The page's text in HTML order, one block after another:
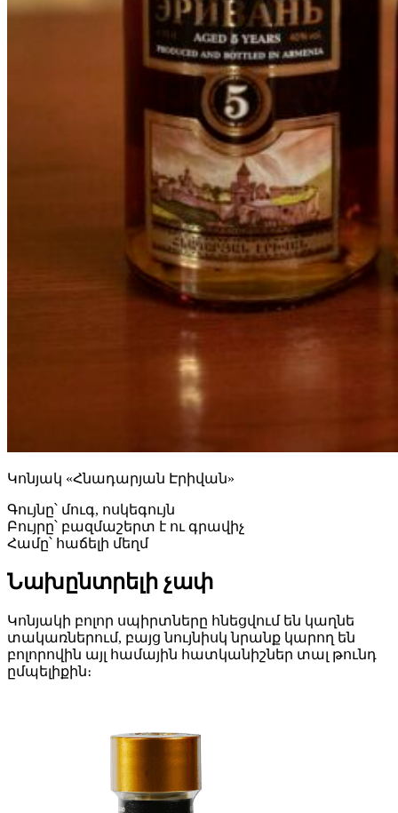
Կոնյակ «Հնադարյան Էրիվան»
Գույնը՝ մուգ, ոսկեգույն
Բույրը՝ բազմաշերտ է ու գրավիչ
Համը՝ հաճելի մեղմ
Նախընտրելի չափ
Կոնյակի բոլոր սպիրտները հնեցվում են կաղնե
տակառներում, բայց նույնիսկ նրանք կարող են
բոլորովին այլ համային հատկանիշներ տալ թունդ
ըմպելիքին։